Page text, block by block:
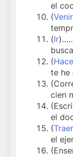
el
(Venir
(Ir
(
te he
cien
el
(Traer
el